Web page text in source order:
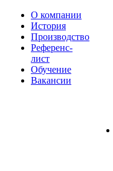
О компании
История
Производство
Референс-
лист
Обучение
Вакансии